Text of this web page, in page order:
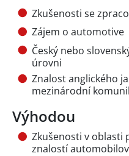
Zkušenosti se
Zájem o automotive
Český nebo
úrovni
Znalost anglického
mezinárodní
Výhodou
Zkušenosti v oblasti
znalostí